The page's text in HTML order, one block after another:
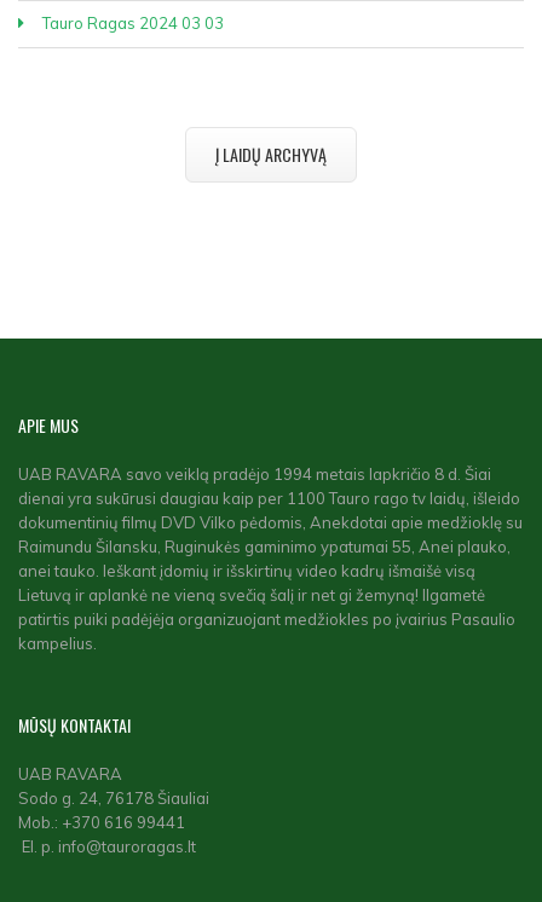
Tauro Ragas 2024 03 03
Į LAIDŲ ARCHYVĄ
APIEMUS
UAB RAVARA savo veiklą pradėjo 1994 metais lapkričio 8 d. Šiai
dienai yra sukūrusi daugiau kaip per 1100 Tauro rago tv laidų, išleido
dokumentinių filmų DVD Vilko pėdomis, Anekdotai apie medžioklę su
Raimundu Šilansku, Ruginukės gaminimo ypatumai 55, Anei plauko,
anei tauko. Ieškant įdomių ir išskirtinų video kadrų išmaišė visą
Lietuvą ir aplankė ne vieną svečią šalį ir net gi žemyną! Ilgametė
patirtis puiki padėjėja organizuojant medžiokles po įvairius Pasaulio
kampelius.
MŪSŲ KONTAKTAI
UAB RAVARA
Sodo g. 24, 76178 Šiauliai
Mob.: +370 616 99441
El. p. info@tauroragas.lt